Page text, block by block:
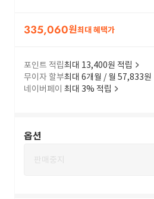
335,060원최대 혜택가
포인트 적립최대 13,400원 적립
무이자 할부최대 6개월 / 월 57,833원
네이버페이 최대 3% 적립
옵션
판매중지